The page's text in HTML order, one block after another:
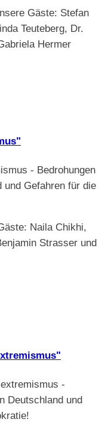
Gäste: Stefan
Teuteberg, Dr.
Hermer
- Bedrohungen
und Gefahren für die
Naila Chikhi,
Strasser und
-
Deutschland und